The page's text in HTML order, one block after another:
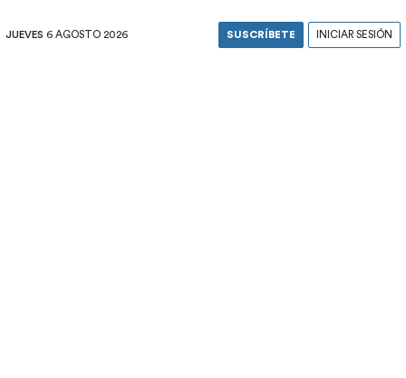
JUEVES 6 AGOSTO 2026 SUSCRÍBETE INICIAR SESIÓN